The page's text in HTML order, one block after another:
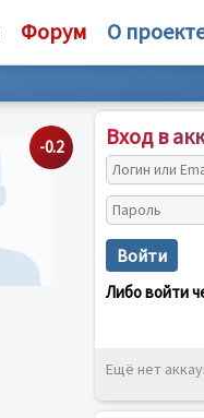
Форум О
-0.2 Вход в
Войти
Либо войти
Ещё нет